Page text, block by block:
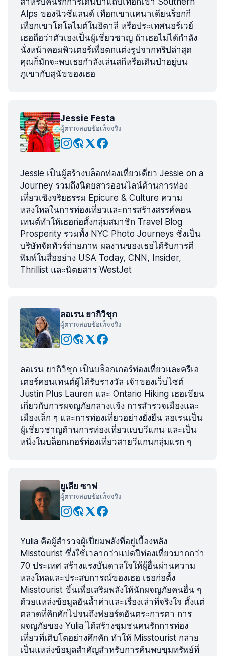
Alps ของนิวซีแลนด์ เทือกเขาแคนาเดียนร็อกกี
เทือกเขาโดโลไมต์ในอิตาลี หรือประเทศนอร์เวย์
เธอถือว่าตัวเองเป็นผู้เชี่ยวชาญ ถ้าเธอไม่ได้กำลัง
นั่งหน้าคอมพิวเตอร์เพื่อตกแต่งรูปจากทริปล่าสุด
คุณก็มักจะพบเธอกำลังเล่นสกีหรือเดินป่าอยู่บน
ภูเขากับสุนัขของเธอ
Jessie Festa
ผู้ตรวจสอบข้อเท็จจริง
Jessie เป็นผู้สร้างบล็อกท่องเที่ยวเดี่ยว Jessie on a
Journey รวมถึงนิตยสารออนไลน์ด้านการท่อง
เที่ยวเชิงจริยธรรม Epicure & Culture ความ
หลงใหลในการท่องเที่ยวและการสร้างสรรค์คอน
เทนต์ทำให้เธอก่อตั้งกลุ่มสมาชิก Travel Blog
Prosperity รวมทั้ง NYC Photo Journeys ซึ่งเป็น
บริษัทจัดทัวร์ถ่ายภาพ ผลงานของเธอได้รับการตี
พิมพ์ในสื่ออย่าง USA Today, CNN, Insider,
Thrillist และนิตยสาร WestJet
ลอเรน ยากิวิชุก
ผู้ตรวจสอบข้อเท็จจริง
ลอเรน ยากิวิชุก เป็นบล็อกเกอร์ท่องเที่ยวและครีเอ
เตอร์คอนเทนต์ผู้ได้รับรางวัล เจ้าของเว็บไซต์
Justin Plus Lauren และ Ontario Hiking เธอเขียน
เกี่ยวกับการผจญภัยกลางแจ้ง การสำรวจเมืองและ
เมืองเล็ก ๆ และการท่องเที่ยวอย่างยั่งยืน ลอเรนเป็น
ผู้เชี่ยวชาญด้านการท่องเที่ยวแบบวีแกน และเป็น
หนึ่งในบล็อกเกอร์ท่องเที่ยวสายวีแกนกลุ่มแรก ๆ
ยูเลีย ซาฟ
ผู้ตรวจสอบข้อเท็จจริง
Yulia คือผู้สำรวจผู้เปี่ยมพลังที่อยู่เบื้องหลัง
Misstourist ซึ่งใช้เวลากว่าแปดปีท่องเที่ยวมากกว่า
70 ประเทศ สร้างแรงบันดาลใจให้ผู้อื่นผ่านความ
หลงใหลและประสบการณ์ของเธอ เธอก่อตั้ง
Misstourist ขึ้นเพื่อเสริมพลังให้นักผจญภัยคนอื่น ๆ
ด้วยแหล่งข้อมูลอันล้ำค่าและเรื่องเล่าที่จริงใจ ตั้งแต่
ตลาดที่คึกคักไปจนถึงฟยอร์ดอันตระการตา การ
ผจญภัยของ Yulia ได้สร้างชุมชนคนรักการท่อง
เที่ยวที่เติบโตอย่างคึกคัก ทำให้ Misstourist กลาย
เป็นแหล่งข้อมูลสำคัญสำหรับการค้นพบขุมทรัพย์ที่